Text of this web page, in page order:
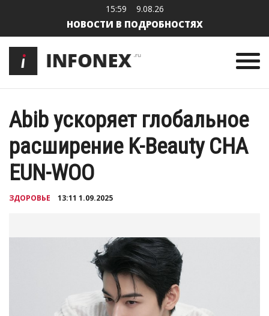
15:59 9.08.26
НОВОСТИ В ПОДРОБНОСТЯХ
Abib ускоряет глобальное
расширение K-Beauty CHA
EUN-WOO
ЗДОРОВЬЕ 13:11 1.09.2025